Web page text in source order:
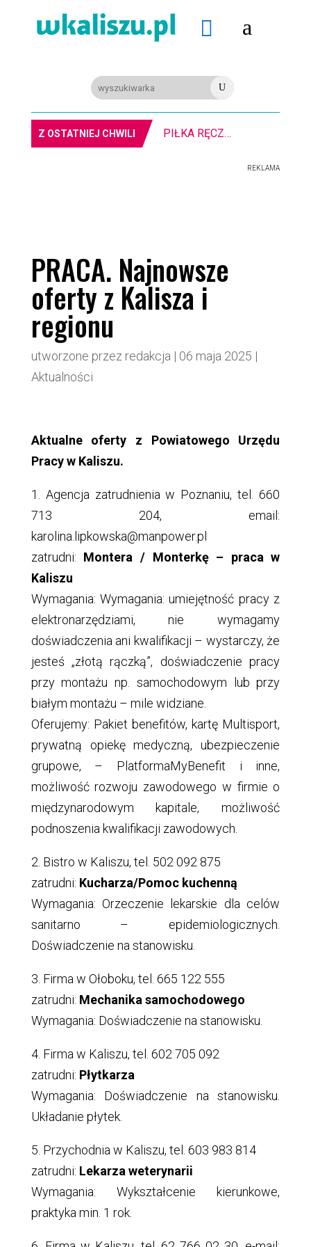
 a
U
Z OSTATNIEJ CHWILI
REKLAMA
PRACA. Najnowsze
oferty z Kalisza i
regionu
utworzone przez redakcja | 06 maja 2025 |
Aktualności
Aktualne oferty z Powiatowego Urzędu
Pracy w Kaliszu.
1. Agencja zatrudnienia w Poznaniu, tel. 660
713 204, email:
karolina.lipkowska@manpower.pl
zatrudni: Montera / Monterkę – praca w
Kaliszu
Wymagania: Wymagania: umiejętność pracy z
elektronarzędziami, nie wymagamy
doświadczenia ani kwalifikacji – wystarczy, że
jesteś „złotą rączką”, doświadczenie pracy
przy montażu np. samochodowym lub przy
białym montażu – mile widziane.
Oferujemy: Pakiet benefitów, kartę Multisport,
prywatną opiekę medyczną, ubezpieczenie
grupowe, – PlatformaMyBenefit i inne,
możliwość rozwoju zawodowego w firmie o
międzynarodowym kapitale, możliwość
podnoszenia kwalifikacji zawodowych.
2. Bistro w Kaliszu, tel. 502 092 875
zatrudni: Kucharza/Pomoc kuchenną
Wymagania: Orzeczenie lekarskie dla celów
sanitarno – epidemiologicznych.
Doświadczenie na stanowisku.
3. Firma w Ołoboku, tel. 665 122 555
zatrudni: Mechanika samochodowego
Wymagania: Doświadczenie na stanowisku.
4. Firma w Kaliszu, tel. 602 705 092
zatrudni: Płytkarza
Wymagania: Doświadczenie na stanowisku.
Układanie płytek.
5. Przychodnia w Kaliszu, tel. 603 983 814
zatrudni: Lekarza weterynarii
Wymagania: Wykształcenie kierunkowe,
praktyka min. 1 rok.